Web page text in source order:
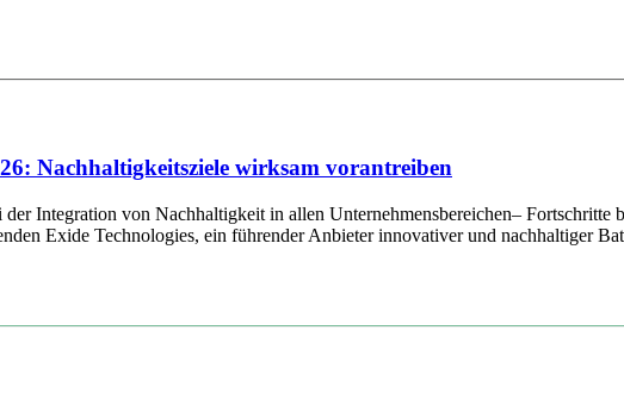
Nachhaltigkeitsziele wirksam vorantreiben
Integration von Nachhaltigkeit in allen Unternehmensbereichen–
Exide Technologies, ein führender Anbieter innovativer und nachhaltiger